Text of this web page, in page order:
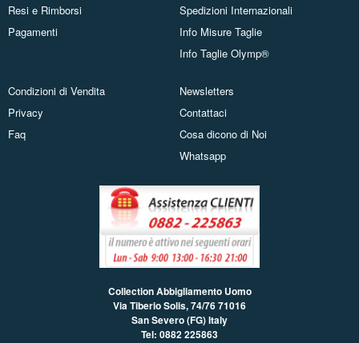
Resi e Rimborsi
Pagamenti
Spedizioni Internazionali
Info Misure Taglie
Info Taglie Olymp®
Condizioni di Vendita
Privacy
Faq
Newsletters
Contattaci
Cosa dicono di Noi
Whatsapp
Collection Abbigliamento Uomo
Via Tiberio Solis, 74/7671016
San Severo (FG) Italy
Tel: 0882 225863